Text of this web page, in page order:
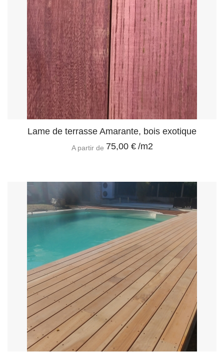
Lame de terrasse Amarante, bois exotique
A partir de 75,00 € /m2